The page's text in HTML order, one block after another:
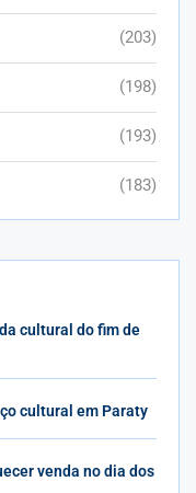
(203)
(198)
(193)
(183)
cultural do fim de
cultural em Paraty
venda no dia dos